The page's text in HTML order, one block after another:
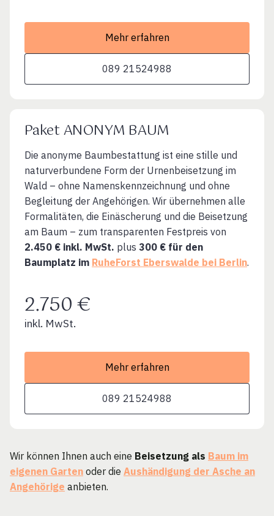
Mehr erfahren
089 21524988
Paket ANONYM BAUM
Die anonyme Baumbestattung ist eine stille und
naturverbundene Form der Urnenbeisetzung im
Wald – ohne Namenskennzeichnung und ohne
Begleitung der Angehörigen. Wir übernehmen alle
Formalitäten, die Einäscherung und die Beisetzung
am Baum – zum transparenten Festpreis von
2.450 € inkl. MwSt. plus 300 € für den
Baumplatz im RuheForst Eberswalde bei Berlin.
2.750 €
inkl. MwSt.
Mehr erfahren
089 21524988
Wir können Ihnen auch eine Beisetzung als Baum im
eigenen Garten oder die Aushändigung der Asche an
Angehörige anbieten.